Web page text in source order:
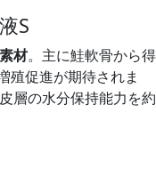
S
材。主に鮭軟骨から得
殖促進が期待されま
層の水分保持能力を約